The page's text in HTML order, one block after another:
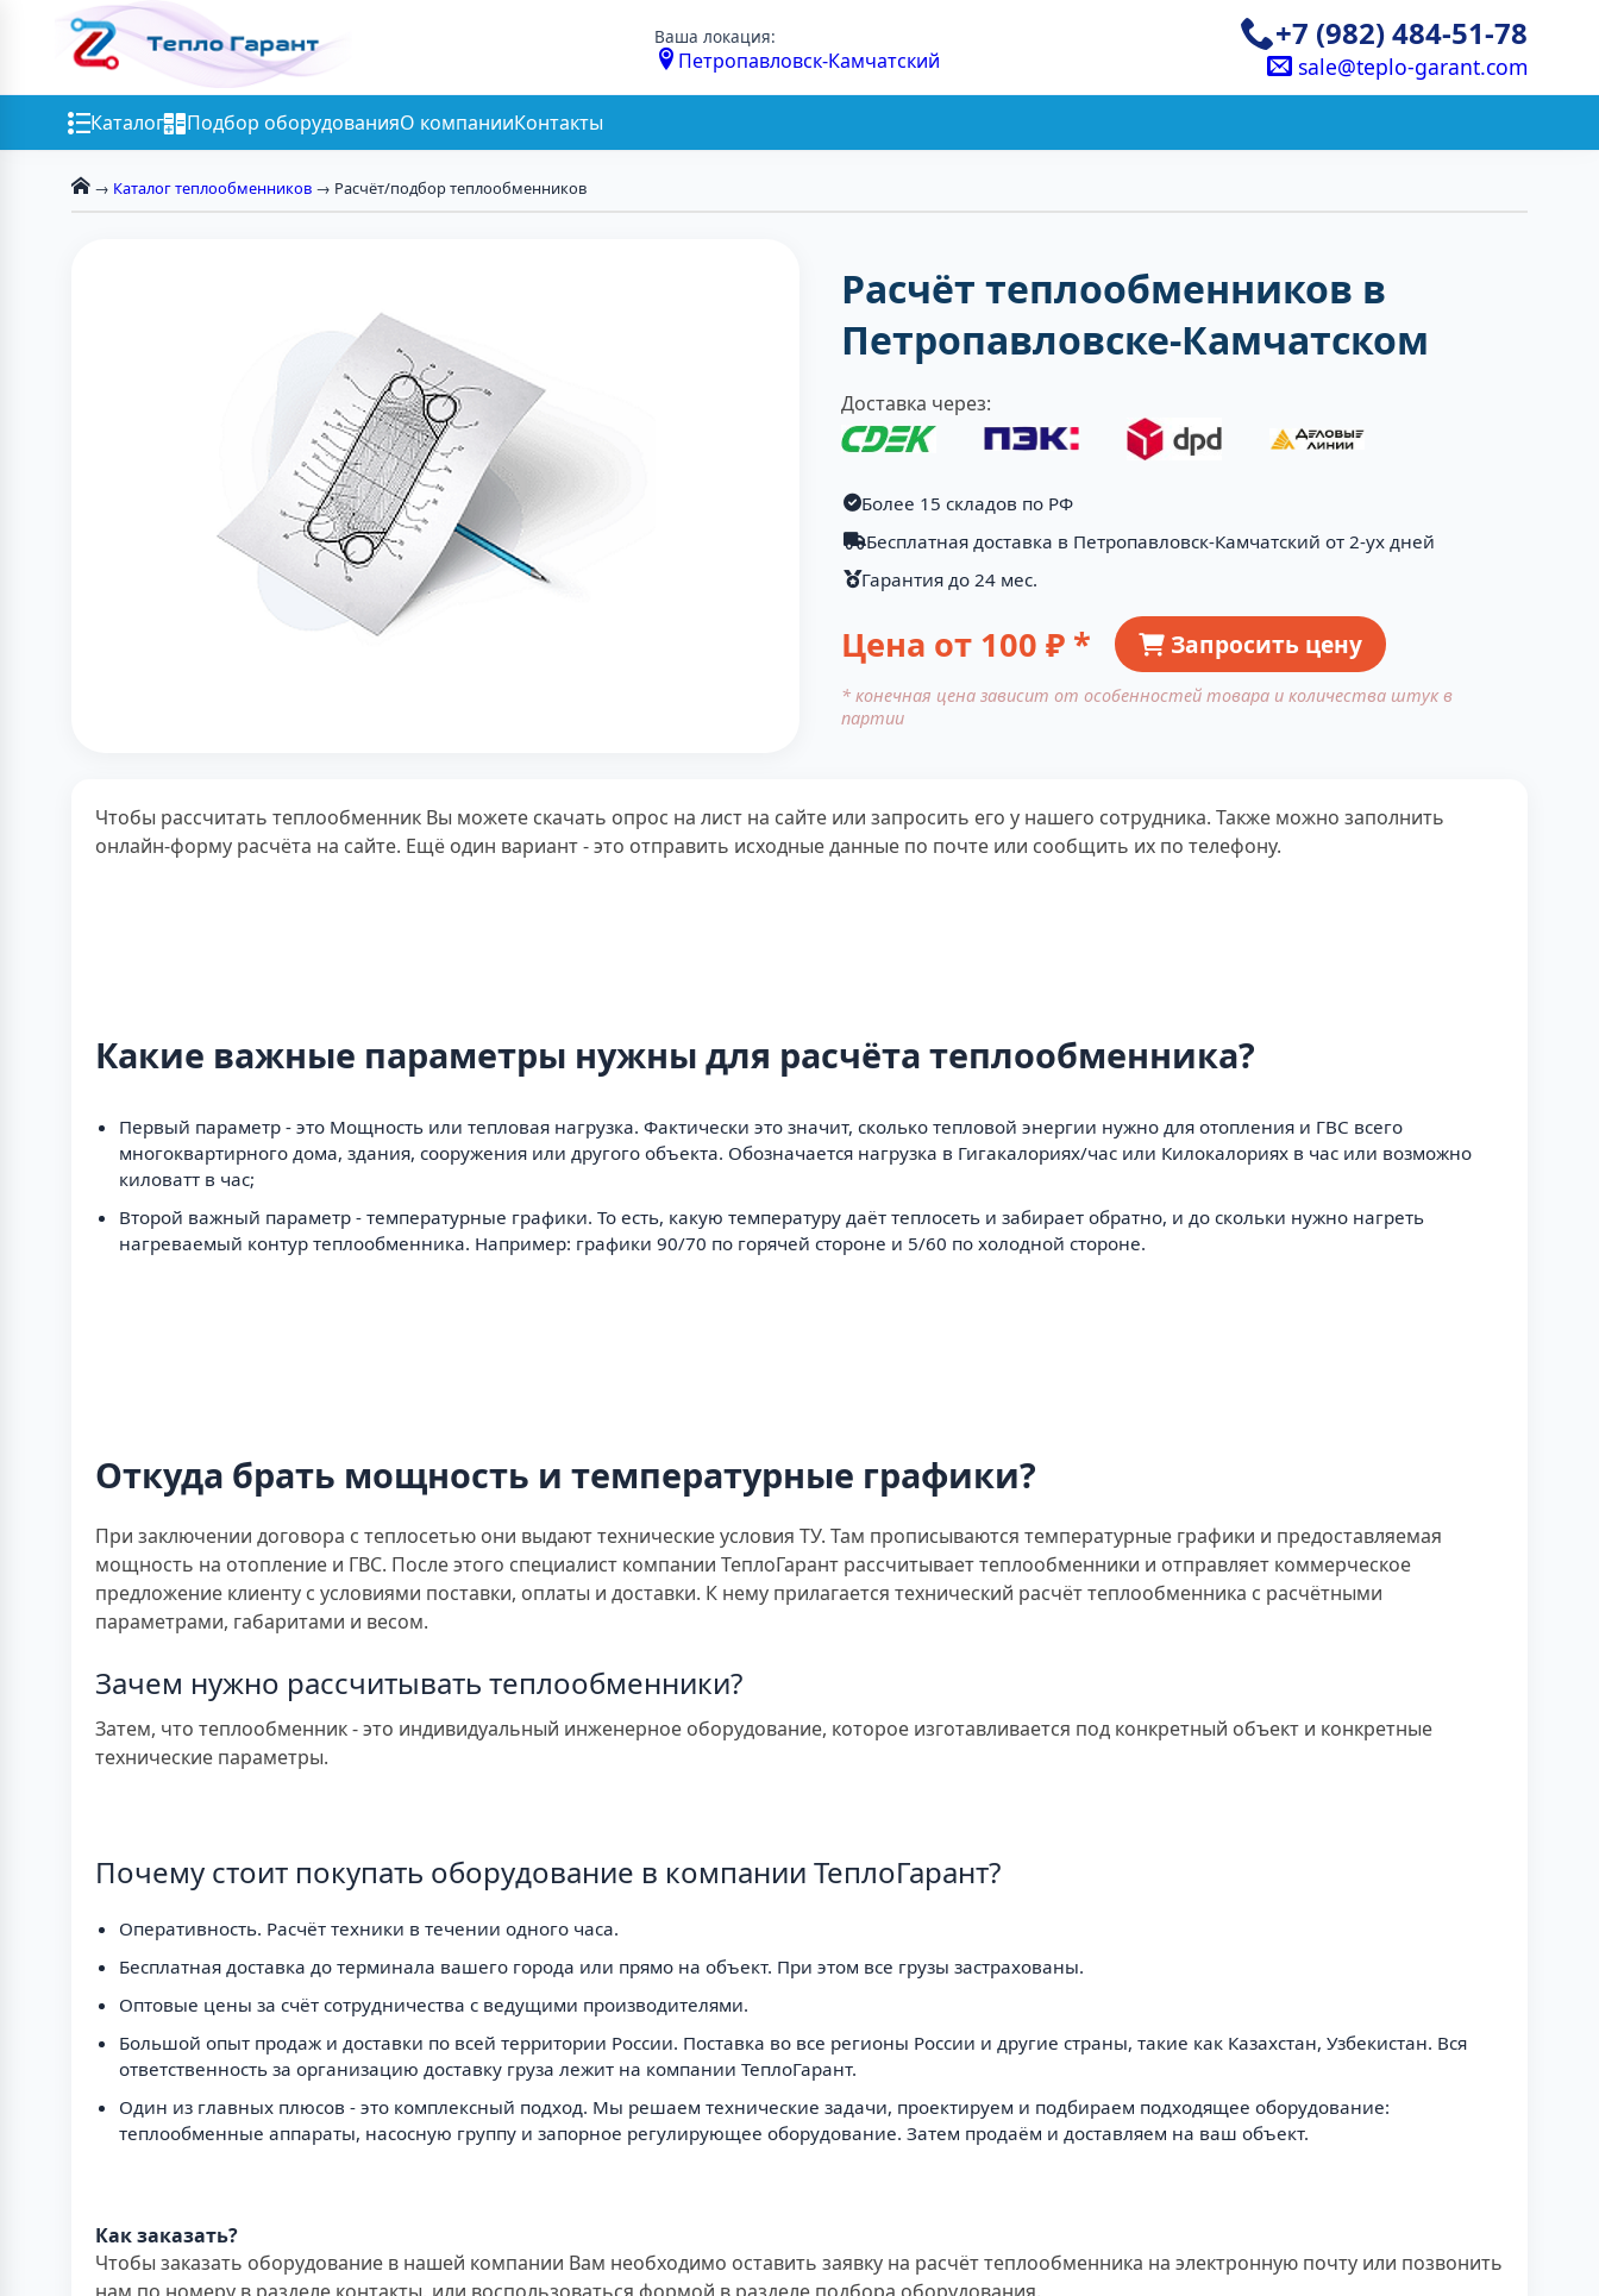
Ваша локация:
Петропавловск-Камчатский
+7 (982) 484-51-78
sale@teplo-garant.com
Каталог Подбор оборудованияО компанииКонтакты
→ Каталог теплообменников → Расчёт/подбор теплообменников
Расчёт теплообменников в
Петропавловске-Камчатском
Доставка через:
Более 15 складов по РФ
Бесплатная доставка в Петропавловск-Камчатский от 2-ух дней
Гарантия до 24 мес.
Цена от 100 ₽ * Запросить цену
* конечная цена зависит от особенностей товара и количества штук в
партии
Чтобы рассчитать теплообменник Вы можете скачать опрос на лист на сайте или запросить его у нашего сотрудника. Также можно заполнить
онлайн-форму расчёта на сайте. Ещё один вариант - это отправить исходные данные по почте или сообщить их по телефону.
Какие важные параметры нужны для расчёта теплообменника?
Первый параметр - это Мощность или тепловая нагрузка. Фактически это значит, сколько тепловой энергии нужно для отопления и ГВС всего
многоквартирного дома, здания, сооружения или другого объекта. Обозначается нагрузка в Гигакалориях/час или Килокалориях в час или возможно
киловатт в час;
Второй важный параметр - температурные графики. То есть, какую температуру даёт теплосеть и забирает обратно, и до скольки нужно нагреть
нагреваемый контур теплообменника. Например: графики 90/70 по горячей стороне и 5/60 по холодной стороне.
Откуда брать мощность и температурные графики?
При заключении договора с теплосетью они выдают технические условия ТУ. Там прописываются температурные графики и предоставляемая
мощность на отопление и ГВС. После этого специалист компании ТеплоГарант рассчитывает теплообменники и отправляет коммерческое
предложение клиенту с условиями поставки, оплаты и доставки. К нему прилагается технический расчёт теплообменника с расчётными
параметрами, габаритами и весом.
Зачем нужно рассчитывать теплообменники?
Затем, что теплообменник - это индивидуальный инженерное оборудование, которое изготавливается под конкретный объект и конкретные
технические параметры.
Почему стоит покупать оборудование в компании ТеплоГарант?
Оперативность. Расчёт техники в течении одного часа.
Бесплатная доставка до терминала вашего города или прямо на объект. При этом все грузы застрахованы.
Оптовые цены за счёт сотрудничества с ведущими производителями.
Большой опыт продаж и доставки по всей территории России. Поставка во все регионы России и другие страны, такие как Казахстан, Узбекистан. Вся
ответственность за организацию доставку груза лежит на компании ТеплоГарант.
Один из главных плюсов - это комплексный подход. Мы решаем технические задачи, проектируем и подбираем подходящее оборудование:
теплообменные аппараты, насосную группу и запорное регулирующее оборудование. Затем продаём и доставляем на ваш объект.
Как заказать?
Чтобы заказать оборудование в нашей компании Вам необходимо оставить заявку на расчёт теплообменника на электронную почту или позвонить